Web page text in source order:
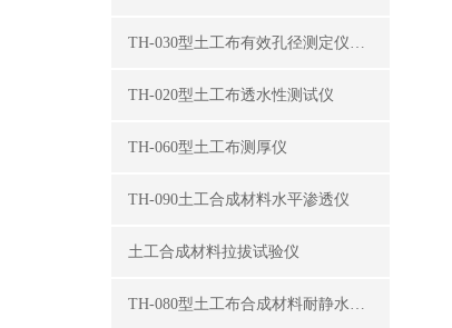
TH-030型土工布有效孔径测定仪（湿筛法）
TH-020型土工布透水性测试仪
TH-060型土工布测厚仪
TH-090土工合成材料水平渗透仪
土工合成材料拉拔试验仪
TH-080型土工布合成材料耐静水压测定仪